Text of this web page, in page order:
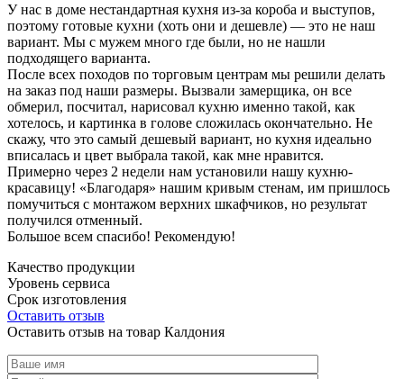
У нас в доме нестандартная кухня из-за короба и выступов,
поэтому готовые кухни (хоть они и дешевле) — это не наш
вариант. Мы с мужем много где были, но не нашли
подходящего варианта.
После всех походов по торговым центрам мы решили делать
на заказ под наши размеры. Вызвали замерщика, он все
обмерил, посчитал, нарисовал кухню именно такой, как
хотелось, и картинка в голове сложилась окончательно. Не
скажу, что это самый дешевый вариант, но кухня идеально
вписалась и цвет выбрала такой, как мне нравится.
Примерно через 2 недели нам установили нашу кухню-
красавицу! «Благодаря» нашим кривым стенам, им пришлось
помучиться с монтажом верхних шкафчиков, но результат
получился отменный.
Большое всем спасибо! Рекомендую!
Качество продукции
Уровень сервиса
Срок изготовления
Оставить отзыв
Оставить отзыв на товар Калдония